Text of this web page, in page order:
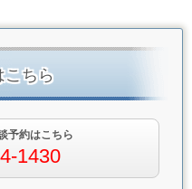
こちら
予約はこちら
1430